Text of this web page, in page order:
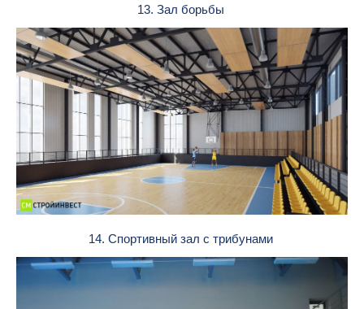
13. Зал борьбы
14. Спортивный зал с трибунами